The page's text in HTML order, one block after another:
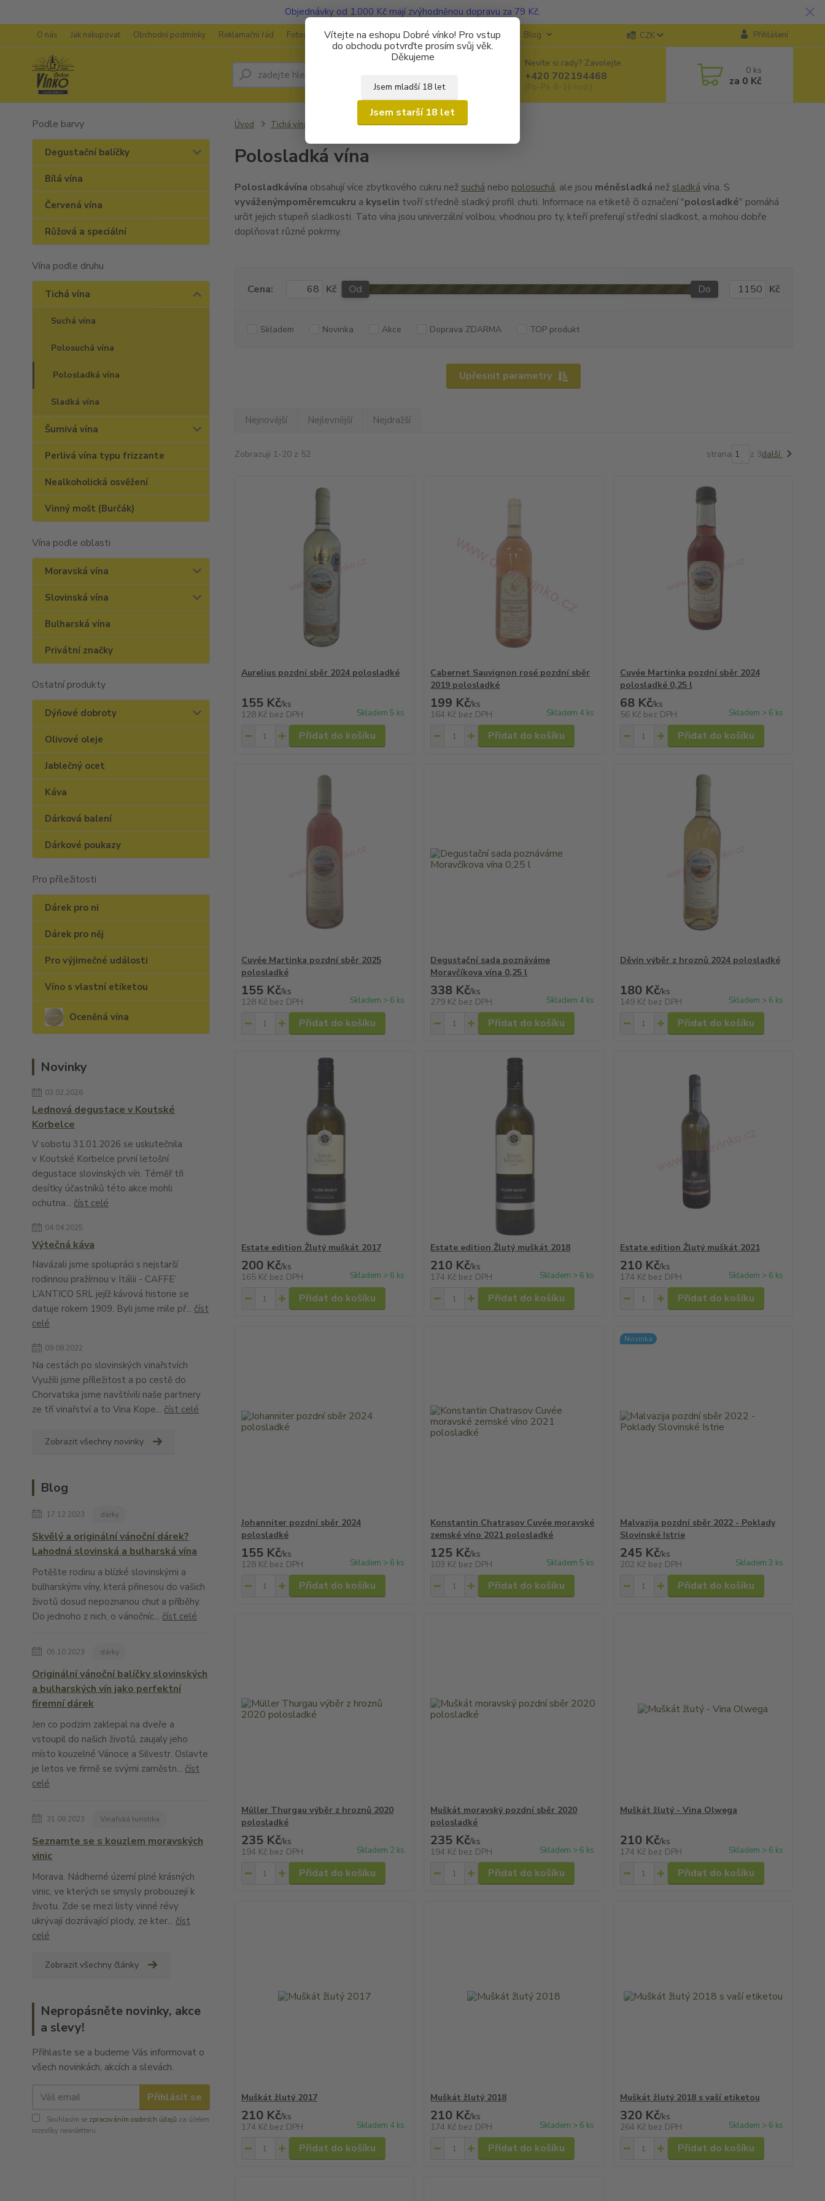
Objednávky od 1.000 Kč mají zvýhodněnou dopravu za 79 Kč.
Vítejte na eshopu Dobré vínko! Pro vstup
do obchodu potvrďte prosím svůj věk.
Děkujeme
Jsem mladší 18 let
Jsem starší 18 let
O nás Jak nakupovat Obchodní podmínky Reklamační řád Fotogalerie Kontakty Ochrana soukromí O vinařstvích Blog CZK Přihlášení
Nevíte si rady? Zavolejte.
+420 702194468
(Po-Pá, 8-16 hod.)
0 ks
za 0 Kč
Podle barvy
Degustační balíčky
Bílá vína
Červená vína
Růžová a speciální
Vína podle druhu
Tichá vína
Suchá vína
Polosuchá vína
Polosladká vína
Sladká vína
Šumivá vína
Perlivá vína typu frizzante
Nealkoholická osvěžení
Vinný mošt (Burčák)
Vína podle oblasti
Moravská vína
Slovinská vína
Bulharská vína
Privátní značky
Ostatní produkty
Dýňové dobroty
Olivové oleje
Jablečný ocet
Káva
Dárková balení
Dárkové poukazy
Pro příležitosti
Dárek pro ni
Dárek pro něj
Pro výjimečné události
Víno s vlastní etiketou
Oceněná vína
Novinky
03.02.2026
Lednová degustace v Koutské
Korbelce
V sobotu 31.01.2026 se uskutečnila
v Koutské Korbelce první letošní
degustace slovinských vín. Téměř tři
desítky účastníků této akce mohli
ochutna... číst celé
04.04.2025
Výtečná káva
Navázali jsme spolupráci s nejstarší
rodinnou pražírnou v Itálii - CAFFE’
L’ANTICO SRL jejíž kávová historie se
datuje rokem 1909. Byli jsme mile př... číst
celé
09.08.2022
Na cestách po slovinských vinařstvích
Využili jsme příležitost a po cestě do
Chorvatska jsme navštívili naše partnery
ze tří vinařství a to Vina Kope... číst celé
Zobrazit všechny novinky
Blog
17.12.2023 dárky
Skvělý a originální vánoční dárek?
Lahodná slovinská a bulharská vína
Potěšte rodinu a blízké slovinskými a
bulharskými víny, která přinesou do vašich
životů dosud nepoznanou chuť a příběhy.
Do jednoho z nich, o vánočníc... číst celé
05.10.2023 dárky
Originální vánoční balíčky slovinských
a bulharských vín jako perfektní
firemní dárek
Jen co podzim zaklepal na dveře a
vstoupil do našich životů, zaujaly jeho
místo kouzelné Vánoce a Silvestr. Oslavte
je letos ve firmě se svými zaměstn... číst
celé
31.08.2023 Vinařská turistika
Seznamte se s kouzlem moravských
vinic
Morava. Nádherné území plné krásných
vinic, ve kterých se smysly probouzejí k
životu. Zde se mezi listy vinné révy
ukrývají dozrávající plody, ze kter... číst
celé
Zobrazit všechny články
Nepropásněte novinky, akce
a slevy!
Přihlaste se a budeme Vás informovat o
všech novinkách, akcích a slevách.
Přihlásit se
Souhlasím se zpracováním osobních údajů za účelem
rozesílky newsletteru.
Úvod Tichá vína Polosladká vína
Polosladká vína
Polosladkávína obsahují více zbytkového cukru než suchá nebo polosuchá, ale jsou méněsladká než sladká vína. S
vyváženýmpoměremcukru a kyselin tvoří středně sladký profil chuti. Informace na etiketě či označení "polosladké" pomáhá
určit jejich stupeň sladkosti. Tato vína jsou univerzální volbou, vhodnou pro ty, kteří preferují střední sladkost, a mohou dobře
doplňovat různé pokrmy.
Upřesnit parametry
Cena: Kč Od Do Kč
Skladem Novinka Akce Doprava ZDARMA TOP produkt
Nejnovější Nejlevnější Nejdražší
Zobrazuji 1-20 z 52 strana z 3další
Aurelius pozdní sběr 2024 polosladké
155 Kč/ks
128 Kč bez DPH Skladem 5 ks
Přidat do košíku
Cabernet Sauvignon rosé pozdní sběr
2019 polosladké
199 Kč/ks
164 Kč bez DPH Skladem 4 ks
Přidat do košíku
Cuvée Martinka pozdní sběr 2024
polosladké 0,25 l
68 Kč/ks
56 Kč bez DPH Skladem > 6 ks
Přidat do košíku
Cuvée Martinka pozdní sběr 2025
polosladké
155 Kč/ks
128 Kč bez DPH Skladem > 6 ks
Přidat do košíku
Degustační sada poznáváme
Moravčíkova vína 0,25 l
338 Kč/ks
279 Kč bez DPH Skladem 4 ks
Přidat do košíku
Děvín výběr z hroznů 2024 polosladké
180 Kč/ks
149 Kč bez DPH Skladem > 6 ks
Přidat do košíku
Estate edition Žlutý muškát 2017
200 Kč/ks
165 Kč bez DPH Skladem > 6 ks
Přidat do košíku
Estate edition Žlutý muškát 2018
210 Kč/ks
174 Kč bez DPH Skladem > 6 ks
Přidat do košíku
Estate edition Žlutý muškát 2021
210 Kč/ks
174 Kč bez DPH Skladem > 6 ks
Přidat do košíku
Johanniter pozdní sběr 2024
polosladké
155 Kč/ks
128 Kč bez DPH Skladem > 6 ks
Přidat do košíku
Konstantin Chatrasov Cuvée moravské
zemské víno 2021 polosladké
125 Kč/ks
103 Kč bez DPH Skladem 5 ks
Přidat do košíku
Novinka
Malvazija pozdní sběr 2022 - Poklady
Slovinské Istrie
245 Kč/ks
202 Kč bez DPH Skladem 3 ks
Přidat do košíku
Müller Thurgau výběr z hroznů 2020
polosladké
235 Kč/ks
194 Kč bez DPH Skladem 2 ks
Přidat do košíku
Muškát moravský pozdní sběr 2020
polosladké
235 Kč/ks
194 Kč bez DPH Skladem > 6 ks
Přidat do košíku
Muškát žlutý - Vina Olwega
210 Kč/ks
174 Kč bez DPH Skladem > 6 ks
Přidat do košíku
Muškát žlutý 2017
210 Kč/ks
174 Kč bez DPH Skladem 4 ks
Přidat do košíku
Muškát žlutý 2018
210 Kč/ks
174 Kč bez DPH Skladem > 6 ks
Přidat do košíku
Muškát žlutý 2018 s vaší etiketou
320 Kč/ks
264 Kč bez DPH Skladem > 6 ks
Přidat do košíku